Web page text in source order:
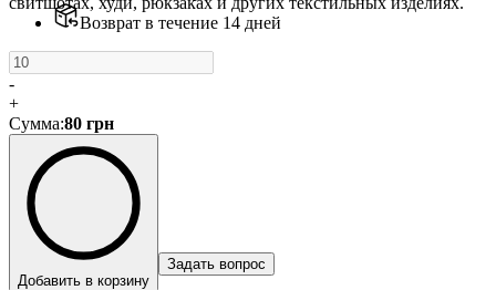
Возврат в течение 14 дней
-
+
Сумма:80 грн
Добавить в корзину
Задать вопрос